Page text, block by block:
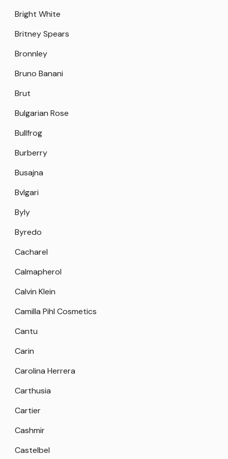
Bright White
Britney Spears
Bronnley
Bruno Banani
Brut
Bulgarian Rose
Bullfrog
Burberry
Busajna
Bvlgari
Byly
Byredo
Cacharel
Calmapherol
Calvin Klein
Camilla Pihl Cosmetics
Cantu
Carin
Carolina Herrera
Carthusia
Cartier
Cashmir
Castelbel